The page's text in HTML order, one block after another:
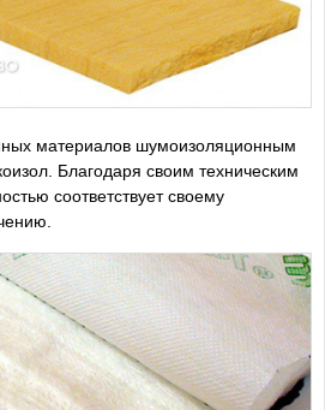
материалов шумоизоляционным
Благодаря своим техническим
соответствует своему